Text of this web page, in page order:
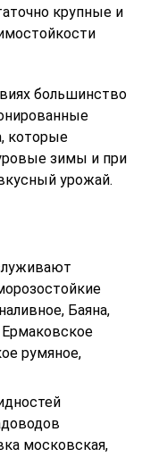
крупные и
большинство
которые
зимы и при
урожай.
Баяна,
Ермаковское
румяное,
московская,